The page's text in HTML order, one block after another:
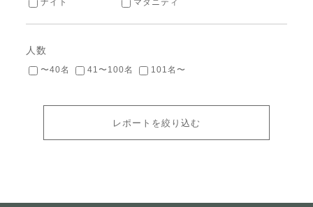
ナイト
マタニティ
人数
〜40名 41〜100名 101名〜
レポートを絞り込む